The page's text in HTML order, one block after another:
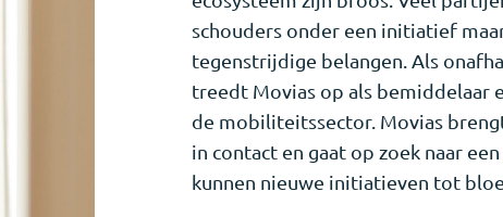
schouders onder een initiatief
tegenstrijdige belangen. Als
treedt Movias op als bemiddelaar
de mobiliteitssector. Movias
in contact en gaat op zoek naar
kunnen nieuwe initiatieven tot